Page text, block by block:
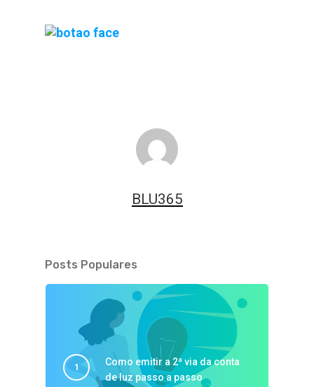
BLU365
Posts Populares
Como emitir a 2ª via da conta
de luz passo a passo